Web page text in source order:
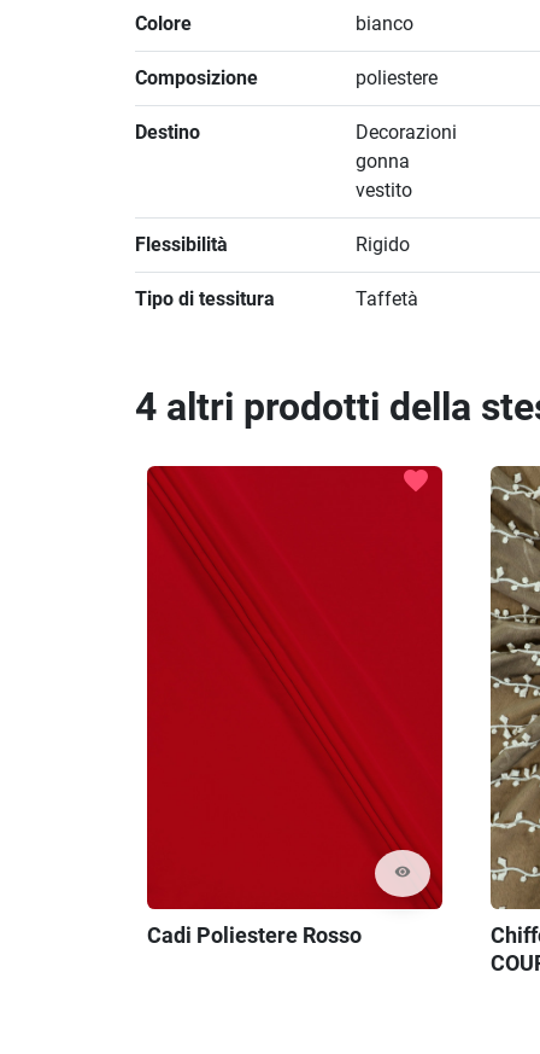
Colore bianco
Composizione poliestere
Destino
Decorazioni
gonna
vestito
Flessibilità Rigido
Tipo di tessitura Taffetà
4 altri prodotti della
visibility
favorite
Cadi Poliestere Rosso